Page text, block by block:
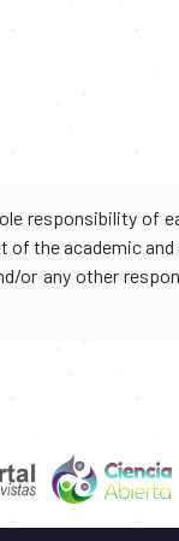
responsibility of
the academic
or any other